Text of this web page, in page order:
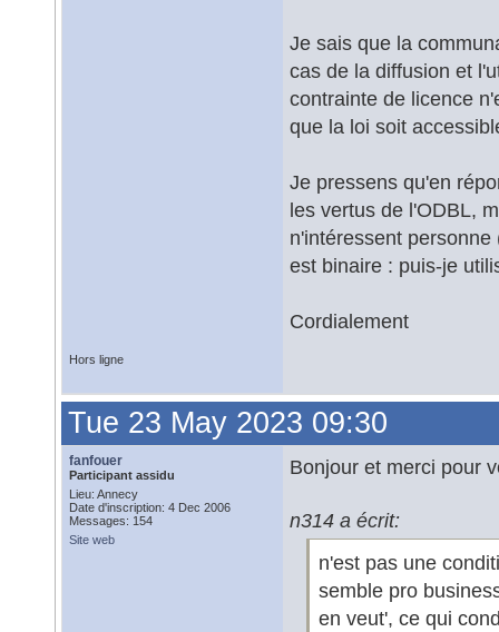
Je sais que la
cas de la diffusion et
contrainte de licence
que la loi soit
Je pressens qu'en
les vertus de l'ODBL,
n'intéressent
est binaire : puis-je
Cordialement
Hors ligne
Tue 23 May 2023 09:30
fanfouer
Participant assidu
Lieu: Annecy
Date d'inscription: 4 Dec 2006
Messages: 154
Site web
Bonjour et merci pour
n314 a écrit:
n'est pas une
semble pro
en veut', ce qui